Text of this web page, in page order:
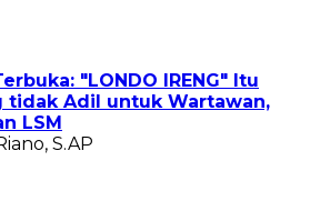
"LONDO IRENG" Itu
tidak Adil untuk Wartawan,
LSM
S.AP